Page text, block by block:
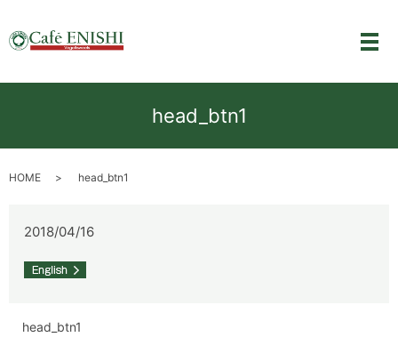
メ
head_btn1
HOME head_btn1
2018/04/16
head_btn1